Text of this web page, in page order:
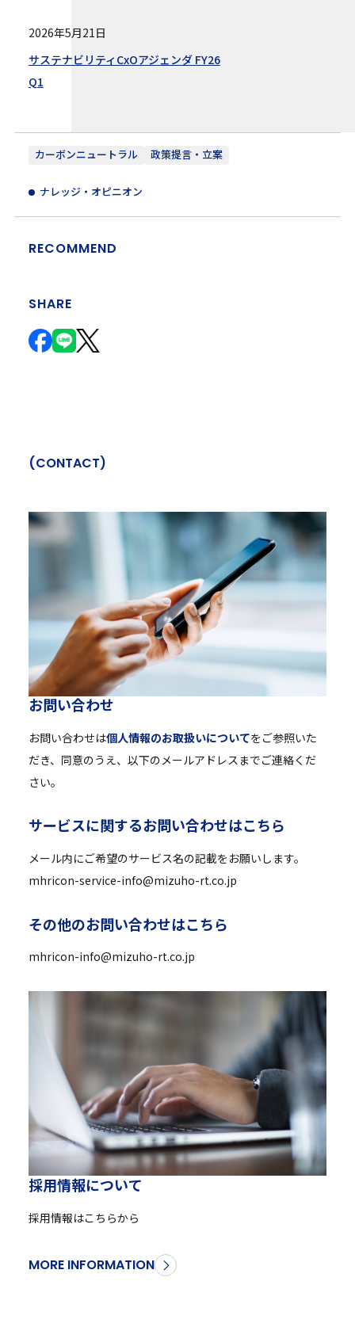
カーボンニュートラル 政策提言・立案
ナレッジ・オピニオン
RECOMMEND
SHARE
2026年5月21日
サステナビリティCxOアジェンダ FY26
Q1
(CONTACT)
お問い合わせ
お問い合わせは個人情報のお取扱いについてをご参照いた
だき、同意のうえ、以下のメールアドレスまでご連絡くだ
さい。
サービスに関するお問い合わせはこちら
メール内にご希望のサービス名の記載をお願いします。
mhricon-service-info@mizuho-rt.co.jp
その他のお問い合わせはこちら
mhricon-info@mizuho-rt.co.jp
採用情報について
採用情報はこちらから
MORE INFORMATION